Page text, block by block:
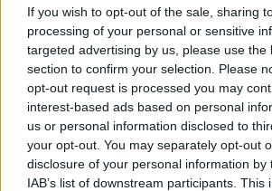
If you wish to opt-out of the sale, sharing
processing of your personal or sensitive
targeted advertising by us, please use the
section to confirm your selection. Please
opt-out request is processed you may
interest-based ads based on personal
us or personal information disclosed to
your opt-out. You may separately opt-out
disclosure of your personal information by
IAB’s list of downstream participants. This
ami a BlackBerryk egyik
Csakhogy a BlackBerryket nem
törekvő emberek veszik, ezt nem
a RIM-nek, ezért az eye-candy
szabad szűkmarkúan bánni. Azt
kanadaiak is tudják, nem véletlenül
a TAT-et, akiknek a keze nyoma
felületen.